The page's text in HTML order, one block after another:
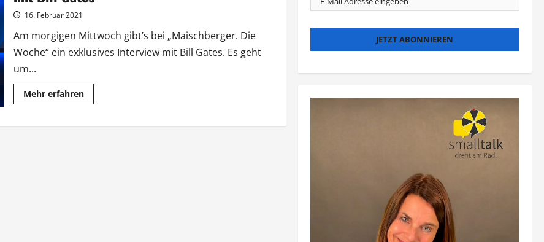
16. Februar 2021
Am morgigen Mittwoch gibt’s bei „Maischberger. Die
Woche“ ein exklusives Interview mit Bill Gates. Es geht
um...
Mehr erfahrenMehr
Informationen
Maischberger: